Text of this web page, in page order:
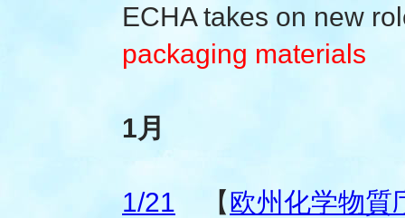
ECHA takes on new
packaging materials
1月
1/21 【欧州化学物質